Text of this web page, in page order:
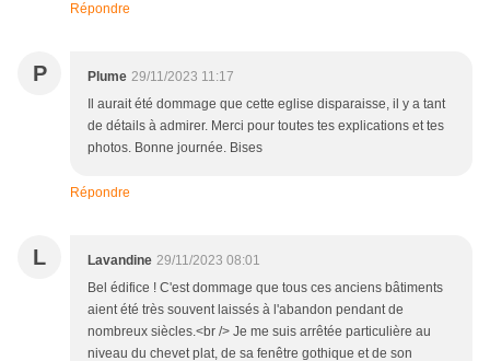
Répondre
P Plume 29/11/2023 11:17
Il aurait été dommage que cette eglise disparaisse, il y a tant
de détails à admirer. Merci pour toutes tes explications et tes
photos. Bonne journée. Bises
Répondre
L Lavandine 29/11/2023 08:01
Bel édifice ! C'est dommage que tous ces anciens bâtiments
aient été très souvent laissés à l'abandon pendant de
nombreux siècles.<br /> Je me suis arrêtée particulière au
niveau du chevet plat, de sa fenêtre gothique et de son